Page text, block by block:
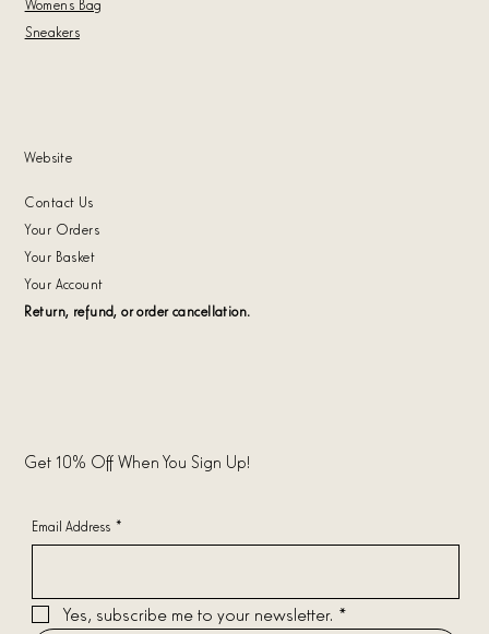
Womens Bag
Sneakers
Website
Contact Us
Your Orders
Your Basket
Your Account
Return, refund, or order cancellation.
Get 10% Off When You Sign Up!
Email Address *
Yes, subscribe me to your newsletter. *